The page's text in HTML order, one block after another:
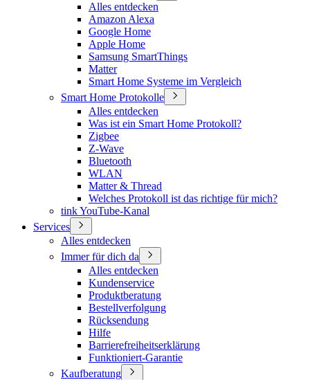
Alles entdecken
Amazon Alexa
Google Home
Apple Home
Samsung SmartThings
Matter
Smart Home Systeme im Vergleich
Smart Home Protokolle
Alles entdecken
Was ist ein Smart Home Protokoll?
Zigbee
Z-Wave
Bluetooth
WLAN
Matter & Thread
Welches Protokoll ist das richtige für mich?
tink YouTube-Kanal
Services
Alles entdecken
Immer für dich da
Alles entdecken
Kundenservice
Produktberatung
Bestellverfolgung
Rücksendung
Hilfe
Barrierefreiheitserklärung
Funktioniert-Garantie
Kaufberatung